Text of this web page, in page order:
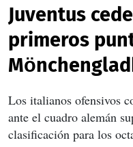
Juventus
primeros
Los italianos ofensivos
ante el cuadro alemán
clasificación para los